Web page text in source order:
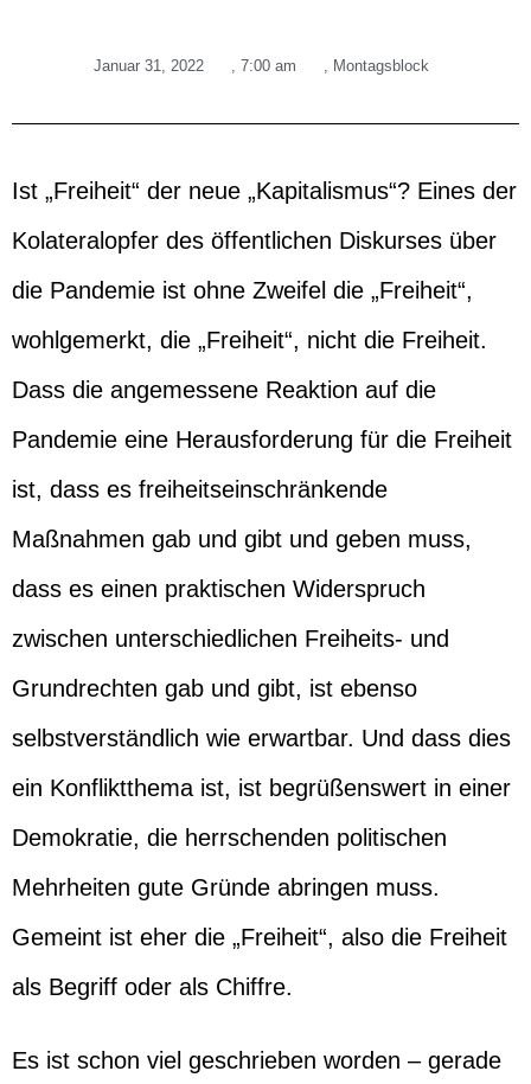
Januar 31, 2022 , 7:00 am , Montagsblock
Ist „Freiheit“ der neue „Kapitalismus“? Eines der
Kolateralopfer des öffentlichen Diskurses über
die Pandemie ist ohne Zweifel die „Freiheit“,
wohlgemerkt, die „Freiheit“, nicht die Freiheit.
Dass die angemessene Reaktion auf die
Pandemie eine Herausforderung für die Freiheit
ist, dass es freiheitseinschränkende
Maßnahmen gab und gibt und geben muss,
dass es einen praktischen Widerspruch
zwischen unterschiedlichen Freiheits- und
Grundrechten gab und gibt, ist ebenso
selbstverständlich wie erwartbar. Und dass dies
ein Konfliktthema ist, ist begrüßenswert in einer
Demokratie, die herrschenden politischen
Mehrheiten gute Gründe abringen muss.
Gemeint ist eher die „Freiheit“, also die Freiheit
als Begriff oder als Chiffre.
Es ist schon viel geschrieben worden – gerade